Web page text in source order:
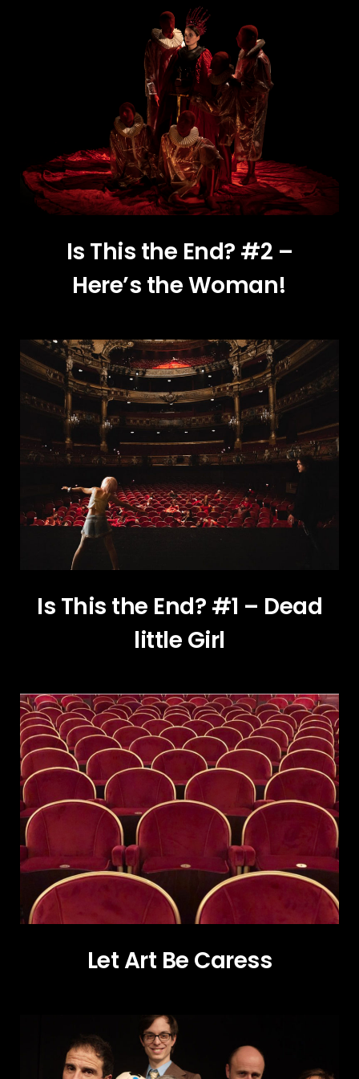
Is This the End? #2 –
Here’s the Woman!
Is This the End? #1 – Dead
little Girl
Let Art Be Caress